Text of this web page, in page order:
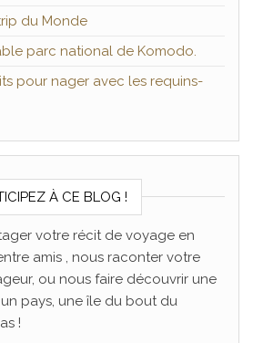
du Monde
parc national de Komodo.
pour nager avec les requins-
À CE BLOG !
votre récit de voyage en
amis , nous raconter votre
ou nous faire découvrir une
pays, une île du bout du
!